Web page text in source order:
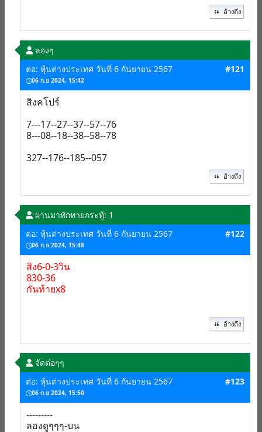
อ้างถึง
ลองๆ
ต่อ: หุ้นต่างประเทศ วันที่ 6 กันยายน 2567
06 ก.ย 2024, 15:42
#121
สิงคโปร์
7---17--27--37--57--76
8---08--18--38--58--78
327--176--185--057
อ้างถึง
ผ่านมาทักทายกระทู้: 1
ต่อ: หุ้นต่างประเทศ วันที่ 6 กันยายน 2567
06 ก.ย 2024, 15:48
#122
สิง6-0-3วิน
830-36
กันท้ายx8
อ้างถึง
จัดต่อๆๆ
ต่อ: หุ้นต่างประเทศ วันที่ 6 กันยายน 2567
06 ก.ย 2024, 15:50
#123
---------
ลองดูๆๆๆ-บน